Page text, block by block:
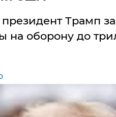
Трамп
на оборону до